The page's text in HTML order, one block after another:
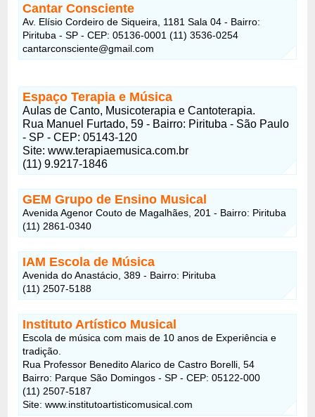
Cantar Consciente
Av. Elísio Cordeiro de Siqueira, 1181 Sala 04 - Bairro:
Pirituba - SP - CEP: 05136-0001 (11) 3536-0254
cantarconsciente@gmail.com
Espaço Terapia e Música
Aulas de Canto, Musicoterapia e Cantoterapia.
Rua Manuel Furtado, 59 - Bairro: Pirituba - São Paulo
- SP - CEP: 05143-120
Site: www.terapiaemusica.com.br
(11) 9.9217-1846
GEM Grupo de Ensino Musical
Avenida Agenor Couto de Magalhães, 201 - Bairro: Pirituba
(11) 2861-0340
IAM Escola de Música
Avenida do Anastácio, 389 - Bairro: Pirituba
(11) 2507-5188
Instituto Artístico Musical
Escola de música com mais de 10 anos de Experiência e
tradição.
Rua Professor Benedito Alarico de Castro Borelli, 54
Bairro: Parque São Domingos - SP - CEP: 05122-000
(11) 2507-5187
Site: www.institutoartisticomusical.com